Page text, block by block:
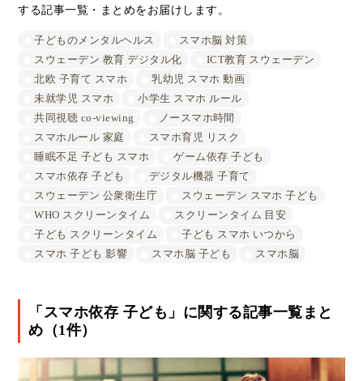
する記事一覧・まとめをお届けします。
子どものメンタルヘルス
スマホ脳 対策
スウェーデン 教育 デジタル化
ICT教育 スウェーデン
北欧 子育て スマホ
乳幼児 スマホ 動画
未就学児 スマホ
小学生 スマホ ルール
共同視聴 co-viewing
ノースマホ時間
スマホルール 家庭
スマホ育児 リスク
睡眠不足 子ども スマホ
ゲーム依存 子ども
スマホ依存 子ども
デジタル機器 子育て
スウェーデン 公衆衛生庁
スウェーデン スマホ 子ども
WHO スクリーンタイム
スクリーンタイム 目安
子ども スクリーンタイム
子ども スマホ いつから
スマホ 子ども 影響
スマホ脳 子ども スマホ脳
「スマホ依存 子ども」に関する記事一覧まと
め（1件）